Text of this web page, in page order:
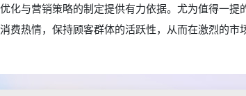
化与营销策略的制定提供有力依据。尤为值得一
费热情，保持顾客群体的活跃性，从而在激烈的